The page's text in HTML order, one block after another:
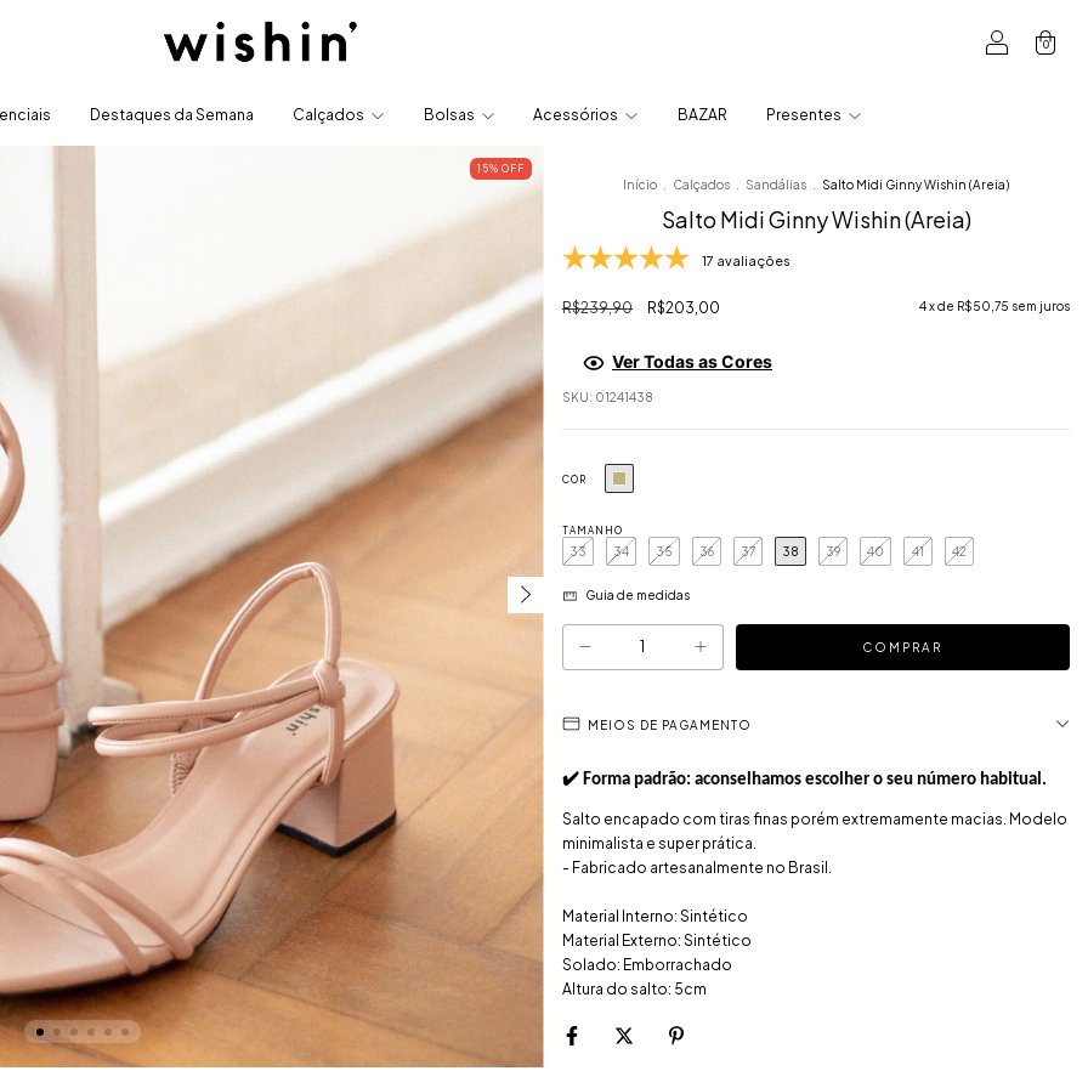
0
Destaques da Semana Calçados Bolsas Acessórios BAZAR Presentes
15% OFF
Início Calçados Sandálias Salto Midi Ginny Wishin (Areia)
Salto Midi Ginny Wishin (Areia)
17 avaliações
R$239,90 R$203,00 4x de R$50,75 sem juros
Ver Todas as Cores
SKU: 01241438
COR
TAMANHO
33 34 35 36 37 38 39 40 41 42
Guia de medidas
MEIOS DE PAGAMENTO
✔️ Forma padrão: aconselhamos escolher o seu número habitual.
Salto encapado com tiras finas porém extremamente macias. Modelo
minimalista e super prática.
- Fabricado artesanalmente no Brasil.
Material Interno: Sintético
Material Externo: Sintético
Solado: Emborrachado
Altura do salto: 5cm